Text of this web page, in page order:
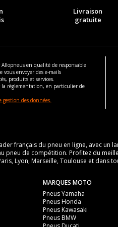
Livraison
gratuite
Allopneus en qualité de responsable
envoyer des e-mails
produits et services.
la règlementation, en particulier de
des données.
français du pneu en ligne, avec un
pneu de compétition. Profitez du
Lyon, Marseille, Toulouse et dans
MARQUES MOTO
Pneus Yamaha
Pneus Honda
Pneus Kawasaki
Pneus BMW